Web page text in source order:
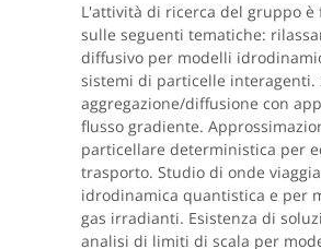
L'attività di ricerca del gruppo è
sulle seguenti tematiche:
diffusivo per modelli
sistemi di particelle interagenti.
aggregazione/diffusione con
flusso gradiente.
particellare deterministica per
trasporto. Studio di onde
idrodinamica quantistica e per
gas irradianti. Esistenza di
analisi di limiti di scala per